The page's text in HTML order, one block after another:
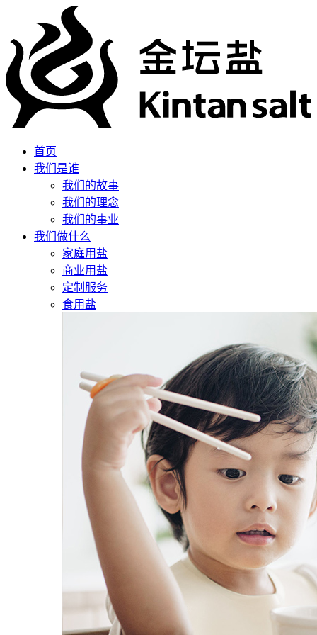
首页
我们是谁
我们的故事
我们的理念
我们的事业
我们做什么
家庭用盐
商业用盐
定制服务
食用盐